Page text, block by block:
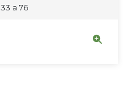
33 a 76